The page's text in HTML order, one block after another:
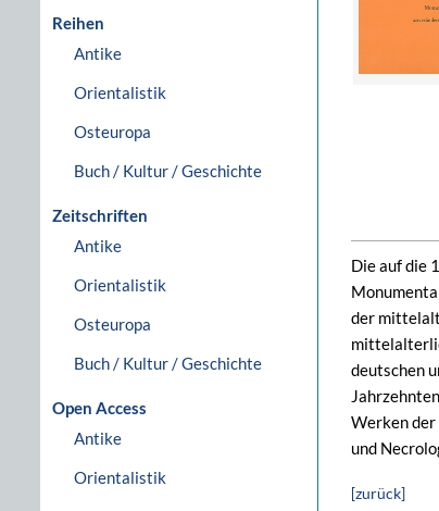
Reihen
Antike
Orientalistik
Osteuropa
Buch / Kultur / Geschichte
Zeitschriften
Antike
Orientalistik
Osteuropa
Buch / Kultur / Geschichte
Open Access
Antike
Orientalistik
Die auf die
der
deutschen
Werken der
und
[zurück]